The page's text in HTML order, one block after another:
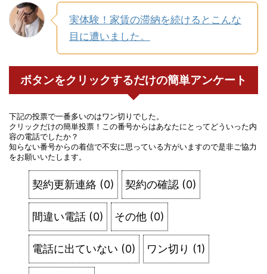
実体験！家賃の滞納を続けるとこんな
目に遭いました。
ボタンをクリックするだけの簡単アンケート
下記の投票で一番多いのはワン切りでした。
クリックだけの簡単投票！この番号からはあなたにとってどういった内
容の電話でしたか？
知らない番号からの着信で不安に思っている方がいますので是非ご協力
をお願いいたします。
契約更新連絡 (0) 契約の確認 (0)
間違い電話 (0) その他 (0)
電話に出ていない (0) ワン切り (1)